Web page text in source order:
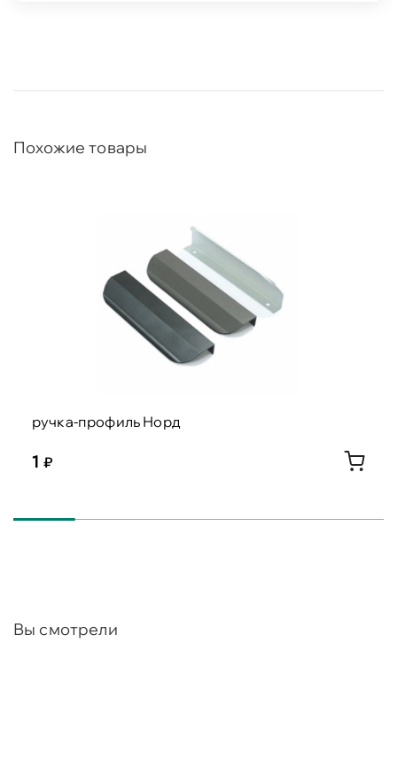
Похожие товары
ручка-профиль Норд
1
Вы смотрели